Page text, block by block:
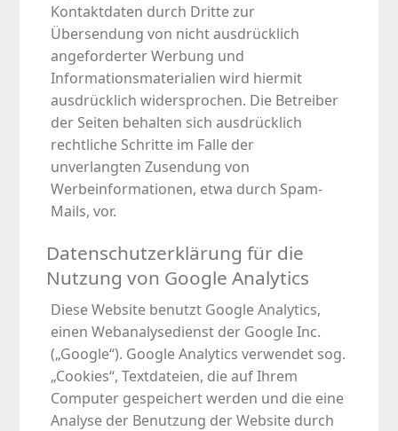
Kontaktdaten durch Dritte zur
Übersendung von nicht ausdrücklich
angeforderter Werbung und
Informationsmaterialien wird hiermit
ausdrücklich widersprochen. Die Betreiber
der Seiten behalten sich ausdrücklich
rechtliche Schritte im Falle der
unverlangten Zusendung von
Werbeinformationen, etwa durch Spam-
Mails, vor.
Datenschutzerklärung für die
Nutzung von Google Analytics
Diese Website benutzt Google Analytics,
einen Webanalysedienst der Google Inc.
(„Google“). Google Analytics verwendet sog.
„Cookies“, Textdateien, die auf Ihrem
Computer gespeichert werden und die eine
Analyse der Benutzung der Website durch